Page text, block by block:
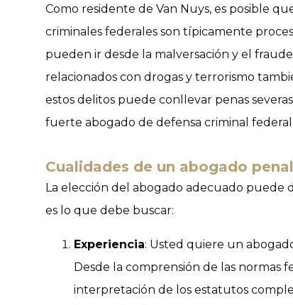
Como residente de Van Nuys, es posible
criminales federales son típicamente
pueden ir desde la malversación y el
relacionados con drogas y terrorismo
estos delitos puede conllevar penas
fuerte abogado de defensa criminal
Cualidades de un abogado
La elección del abogado adecuado puede
es lo que debe buscar:
Experiencia: Usted quiere un
Desde la comprensión de las normas
interpretación de los estatutos